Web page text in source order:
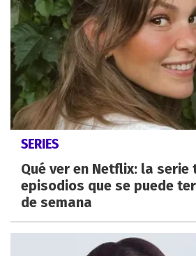
SERIES
Qué ver en Netflix: la serie
episodios que se puede
de semana